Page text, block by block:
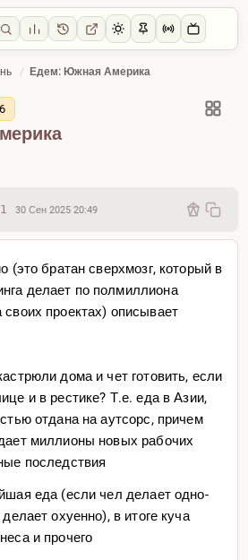
/ Едем: Южная Америка
30 Сен 2025 20:49
(это братан сверхмозг, который в
делает по полмиллиона
проектах) описывает
дома и чет готовить, если
и в рестике? Т.е. еда в Азии,
отдана на аутсорс, причем
миллионы новых рабочих
последствия
еда (если чел делает одно-
охуенно), в итоге куча
и прочего